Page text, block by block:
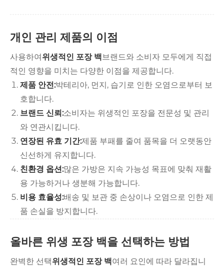
개인 관리 제품의 이점
사용하여 위생적인 포장 백브랜드와 소비자 모두에게 직접
적인 영향을 미치는 다양한 이점을 제공합니다.
제품 안전:박테리아, 먼지, 습기로 인한 오염으로부터 보
호합니다.
브랜드 신뢰:소비자는 위생적인 ​​포장을 전문성 및 관리
와 연관시킵니다.
연장된 유효 기간:제품 부패를 줄여 품목을 더 오랫동안
신선하게 유지합니다.
친환경 옵션:많은 가방은 지속 가능성 목표에 맞춰 재활
용 가능하거나 생분해 가능합니다.
비용 효율성:배송 및 보관 중 손상이나 오염으로 인한 제
품 손실을 방지합니다.
올바른 위생 포장 백을 선택하는 방법
완벽한 선택위생적인 포장 백여러 요인에 따라 달라집니